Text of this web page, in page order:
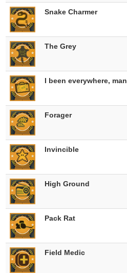
Snake Charmer
The Grey
I been everywhere, man
Forager
Invincible
High Ground
Pack Rat
Field Medic